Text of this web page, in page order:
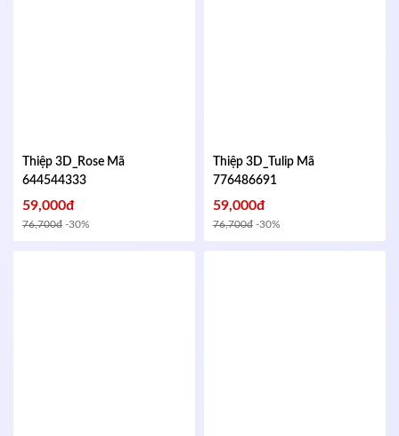
Thiệp 3D_Rose Mã
644544333
59,000đ
76,700đ -30%
Thiệp 3D_Tulip Mã
776486691
59,000đ
76,700đ -30%